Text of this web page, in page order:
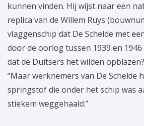
kunnen vinden. Hij wijst naar een
replica van de Willem Ruys
vlaggenschip dat De Schelde met
door de oorlog tussen 1939 en 1946
dat de Duitsers het wilden
“Maar werknemers van De Schelde
springstof die onder het schip was
stiekem weggehaald.”